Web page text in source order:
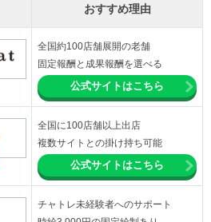
おすすめ理由
全国約100店舗展開の老舗
固定報酬と成果報酬を選べる
公式サイトはこちら
全国に100店舗以上出店
複数サイトとの掛け持ち可能
公式サイトはこちら
チャトレ未経験者へのサポート